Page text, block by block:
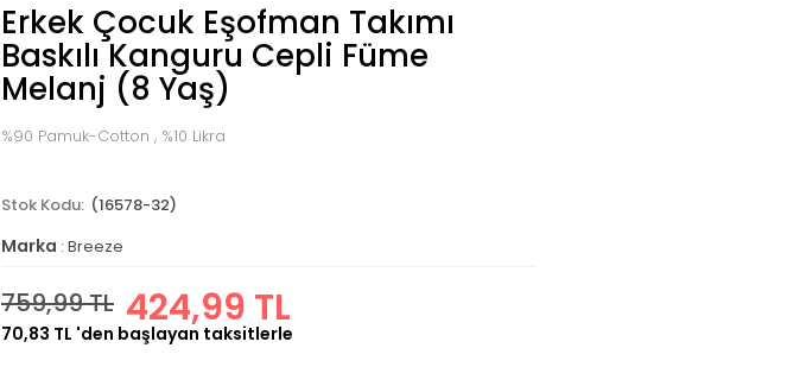
Erkek Çocuk Eşofman Takımı
Baskılı Kanguru Cepli Füme
Melanj (8 Yaş)
%90 Pamuk-Cotton , %10 Likra
(16578-32)
Marka : Breeze
759,99 TL 424,99 TL
70,83 TL 'den başlayan taksitlerle